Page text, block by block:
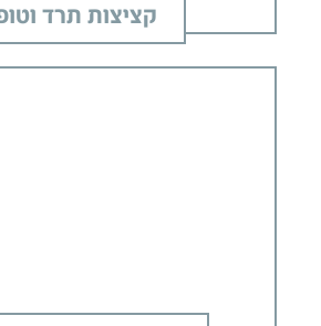
קציצות תרד